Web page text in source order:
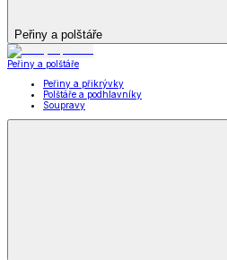
Peřiny a polštáře
Peřiny a polštáře
Peřiny a přikrývky
Polštáře a podhlavníky
Soupravy